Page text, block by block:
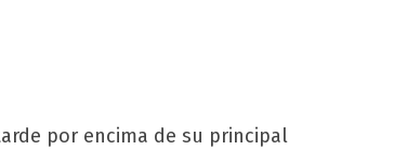
por encima de su principal